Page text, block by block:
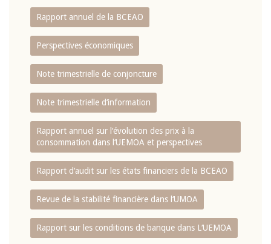
Rapport annuel de la BCEAO
Perspectives économiques
Note trimestrielle de conjoncture
Note trimestrielle d‘information
Rapport annuel sur l‘évolution des prix à la
consommation dans l‘UEMOA et perspectives
Rapport d‘audit sur les états financiers de la BCEAO
Revue de la stabilité financière dans l‘UMOA
Rapport sur les conditions de banque dans L‘UEMOA